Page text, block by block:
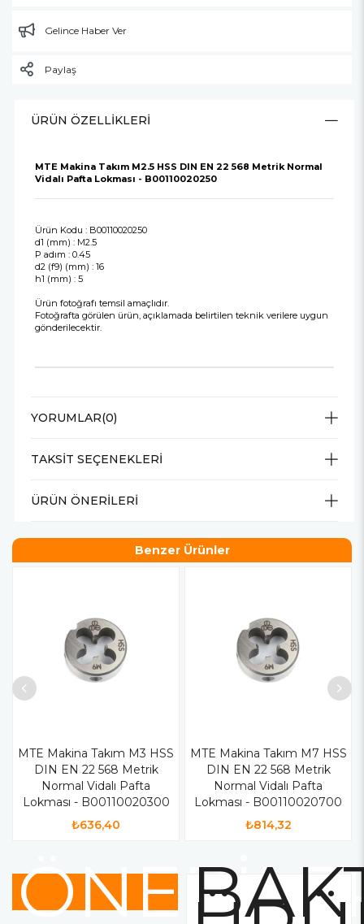
Gelince Haber Ver
Paylaş
ÜRÜN ÖZELLIKLERI
MTE Makina Takım M2.5 HSS DIN EN 22 568 Metrik Normal
Vidalı Pafta Lokması - B00110020250
Ürün Kodu : B00110020250
d1 (mm) : M2.5
P adım : 0.45
d2 (f9) (mm) : 16
h1 (mm) : 5
Ürün fotoğrafı temsil amaçlıdır.
Fotoğrafta görülen ürün, açıklamada belirtilen teknik verilere uygun
gönderilecektir.
YORUMLAR(0)
TAKSIT SEÇENEKLERI
ÜRÜN ÖNERILERI
Benzer Ürünler
MTE Makina Takım M3 HSS
DIN EN 22 568 Metrik
Normal Vidalı Pafta
Lokması - B00110020300
₺636,40
MTE Makina Takım M7 HSS
DIN EN 22 568 Metrik
Normal Vidalı Pafta
Lokması - B00110020700
₺814,32